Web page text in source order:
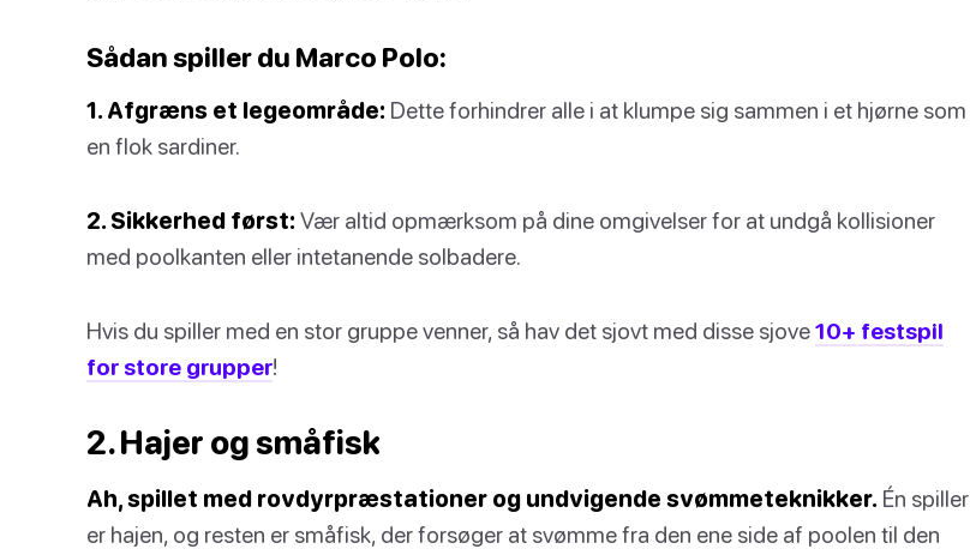
Sådan spiller du Marco Polo:
1. Afgræns et legeområde: Dette forhindrer alle i at klumpe sig sammen i et hjørne som
en flok sardiner.
2. Sikkerhed først: Vær altid opmærksom på dine omgivelser for at undgå kollisioner
med poolkanten eller intetanende solbadere.
Hvis du spiller med en stor gruppe venner, så hav det sjovt med disse sjove10+ festspil
for store grupper!
2. Hajer og småfisk
Ah, spillet med rovdyrpræstationer og undvigende svømmeteknikker. Én spiller
er hajen, og resten er småfisk, der forsøger at svømme fra den ene side af poolen til den